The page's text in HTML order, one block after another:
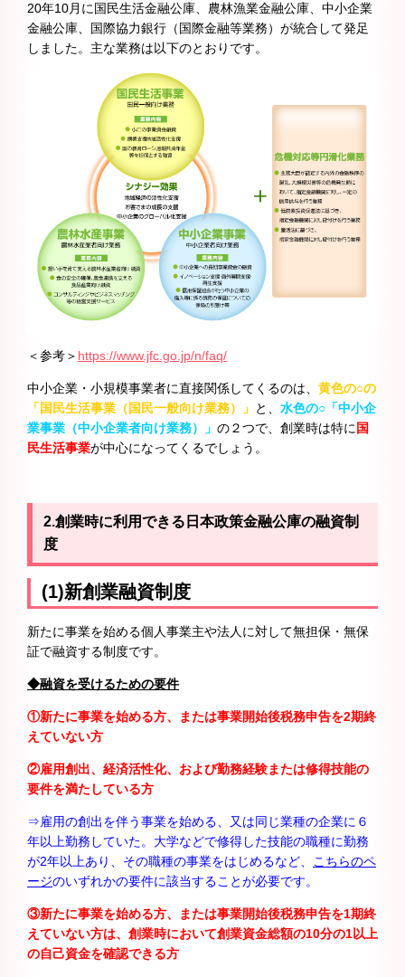
20年10月に国民生活金融公庫、農林漁業金融公庫、中小企業
金融公庫、国際協力銀行（国際金融等業務）が統合して発足
しました。主な業務は以下のとおりです。
＜参考＞ https://www.jfc.go.jp/n/faq/
中小企業・小規模事業者に直接関係してくるのは、 黄色の○の
「国民生活事業（国民一般向け業務）」 と、 水色の○「中小企
業事業（中小企業者向け業務）」 の２つで、創業時は特に 国
民生活事業が中心になってくるでしょう。
2.創業時に利用できる日本政策金融公庫の融資制
度
(1)新創業融資制度
新たに事業を始める個人事業主や法人に対して無担保・無保
証で融資する制度です。
◆融資を受けるための要件
①新たに事業を始める方、または事業開始後税務申告を2期終
えていない方
②雇用創出、経済活性化、および勤務経験または修得技能の
要件を満たしている方
⇒雇用の創出を伴う事業を始める、又は同じ業種の企業に６
年以上勤務していた。 大学などで修得した技能の職種に勤務
が2年以上あり、その職種の事業をはじめるなど、
こちらのペ
ージのいずれかの要件に該当することが必要です。
③新たに事業を始める方、または事業開始後税務申告を1期終
えていない方は、創業時において創業資金総額の10分の1以上
の自己資金を確認できる方